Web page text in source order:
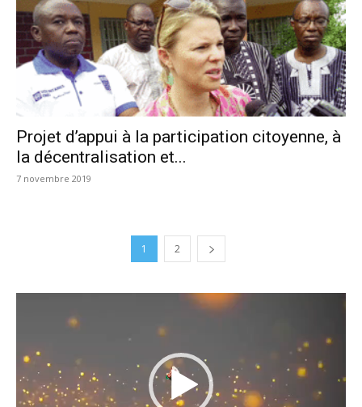
Projet d’appui à la participation citoyenne, à
la décentralisation et...
7 novembre 2019
1 2